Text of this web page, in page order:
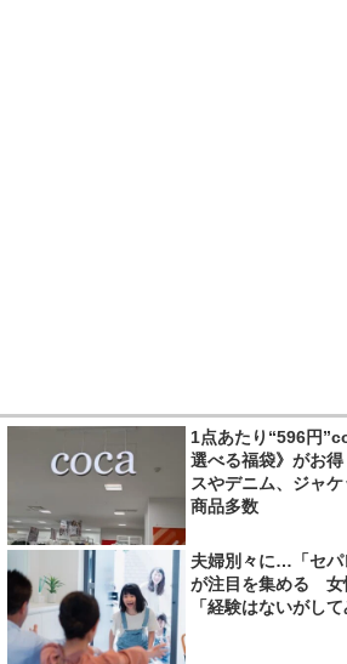
1点あたり“596円
選べる福袋》がお
スやデニム、ジャ
商品多数
夫婦別々に…「セパ
が注目を集める 女
「経験はないがして